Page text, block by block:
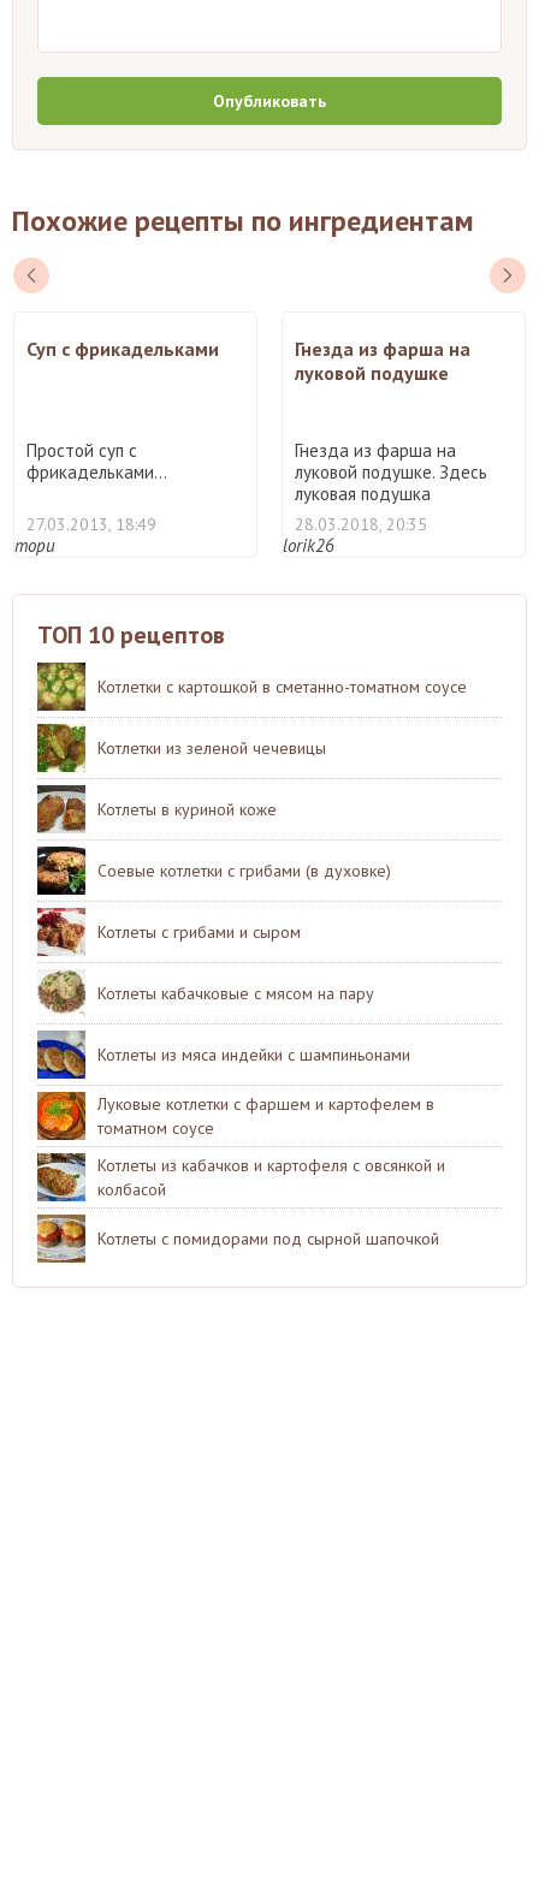
Опубликовать
Похожие рецепты по ингредиентам
Суп с фрикадельками
Простой суп с
фрикадельками...
27.03.2013, 18:49
тори
Гнезда из фарша на
луковой подушке
Гнезда из фарша на
луковой подушке. Здесь
луковая подушка
пропитывае ...
28.03.2018, 20:35
lorik26
ТОП 10 рецептов
Котлетки с картошкой в сметанно-томатном соусе
Котлетки из зеленой чечевицы
Котлеты в куриной коже
Соевые котлетки с грибами (в духовке)
Котлеты с грибами и сыром
Котлеты кабачковые с мясом на пару
Котлеты из мяса индейки с шампиньонами
Луковые котлетки с фаршем и картофелем в
томатном соусе
Котлеты из кабачков и картофеля с овсянкой и
колбасой
Котлеты с помидорами под сырной шапочкой